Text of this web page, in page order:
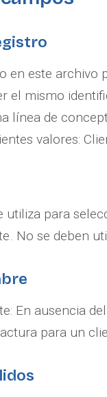
en este archivo
el mismo
línea de
valores:
utiliza para
No se deben
En ausencia
para un